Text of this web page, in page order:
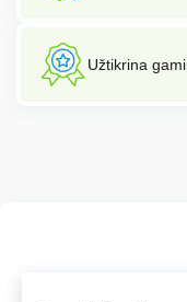
Užtikrina